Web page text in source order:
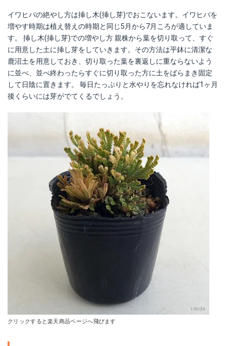
イワヒバの絶やし方は挿し木(挿し芽)でおこないます。イワヒバを
増やす時期は植え替えの時期と同じ5月から7月ころが適していま
す。 挿し木(挿し芽)での増やし方 親株から葉を切り取って、すぐ
に用意した土に挿し芽をしていきます。その方法は平鉢に清潔な
鹿沼土を用意しておき、切り取った葉を裏返しに重ならないよう
に並べ、並べ終わったらすぐに切り取った方に土をばらまき固定
して日陰に置きます。 毎日たっぷりと水やりを忘れなければ1ヶ月
後くらいには芽がでてくるでしょう。
クリックすると楽天商品ページへ飛びます